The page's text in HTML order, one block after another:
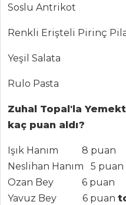
Tüm Tarifleri
Safran Şerbeti
Elma Şerbeti
İçecekler Tüm
Tarifleri
Soslu Antrikot
Renkli Erişteli Pirinç
Yeşil Salata
Rulo Pasta
Zuhal Topal'la
kaç puan aldı?
Işık Hanım 8 puan
Neslihan Hanım 5 puan
Ozan Bey 6 puan
Yavuz Bey 6 puan